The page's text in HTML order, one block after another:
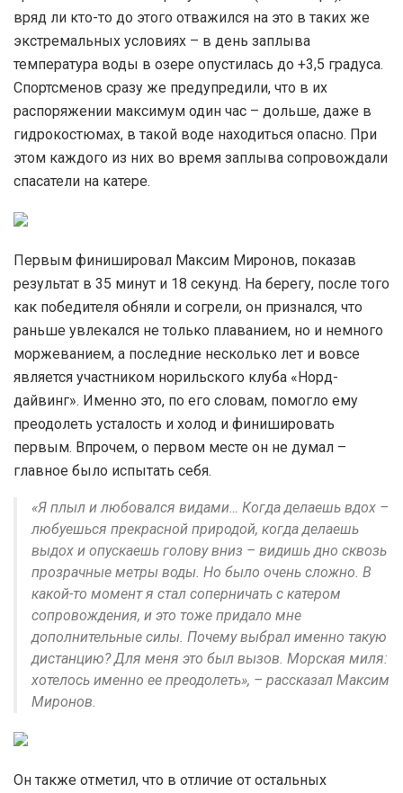
вряд ли кто-то до этого отважился на это в таких же
экстремальных условиях – в день заплыва
температура воды в озере опустилась до +3,5 градуса.
Спортсменов сразу же предупредили, что в их
распоряжении максимум один час – дольше, даже в
гидрокостюмах, в такой воде находиться опасно. При
этом каждого из них во время заплыва сопровождали
спасатели на катере.
Первым финишировал Максим Миронов, показав
результат в 35 минут и 18 секунд. На берегу, после того
как победителя обняли и согрели, он признался, что
раньше увлекался не только плаванием, но и немного
моржеванием, а последние несколько лет и вовсе
является участником норильского клуба «Норд-
дайвинг». Именно это, по его словам, помогло ему
преодолеть усталость и холод и финишировать
первым. Впрочем, о первом месте он не думал –
главное было испытать себя.
«Я плыл и любовался видами… Когда делаешь вдох –
любуешься прекрасной природой, когда делаешь
выдох и опускаешь голову вниз – видишь дно сквозь
прозрачные метры воды. Но было очень сложно. В
какой-то момент я стал соперничать с катером
сопровождения, и это тоже придало мне
дополнительные силы. Почему выбрал именно такую
дистанцию? Для меня это был вызов. Морская миля:
хотелось именно ее преодолеть», – рассказал Максим
Миронов.
Он также отметил, что в отличие от остальных